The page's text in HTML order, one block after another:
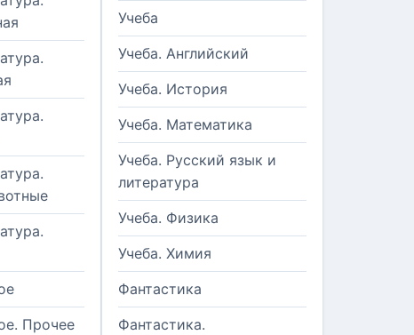
Прочее
Учеба
Учеба. Английский
Учеба. История
Учеба. Математика
Учеба. Русский язык и
литература
Учеба. Физика
Учеба. Химия
Фантастика
Фантастика.